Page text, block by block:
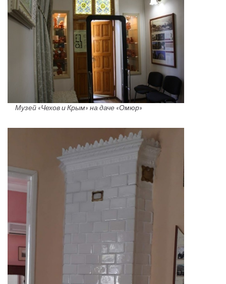
Музей «Чехов и Крым» на даче «Омюр»